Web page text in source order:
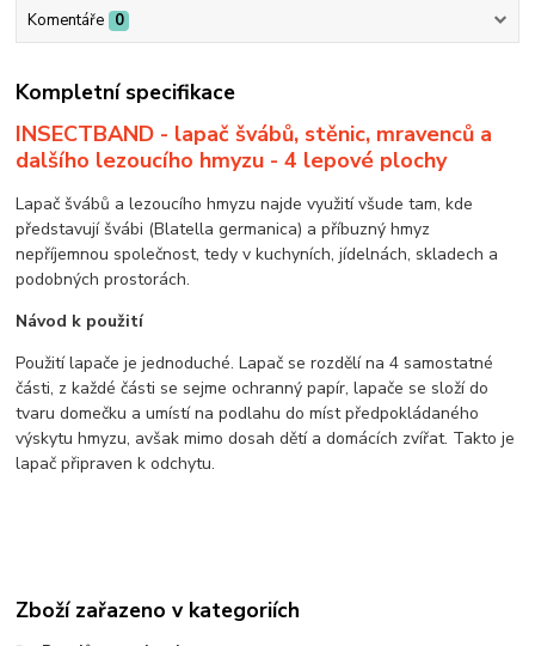
Komentáře 0
Kompletní specifikace
INSECTBAND - lapač švábů, stěnic, mravenců a
dalšího lezoucího hmyzu - 4 lepové plochy
Lapač švábů a lezoucího hmyzu najde využití všude tam, kde
představují švábi (Blatella germanica) a příbuzný hmyz
nepříjemnou společnost, tedy v kuchyních, jídelnách, skladech a
podobných prostorách.
Návod k použití
Použití lapače je jednoduché. Lapač se rozdělí na 4 samostatné
části, z každé části se sejme ochranný papír, lapače se složí do
tvaru domečku a umístí na podlahu do míst předpokládaného
výskytu hmyzu, avšak mimo dosah dětí a domácích zvířat. Takto je
lapač připraven k odchytu.
Zboží zařazeno v kategoriích